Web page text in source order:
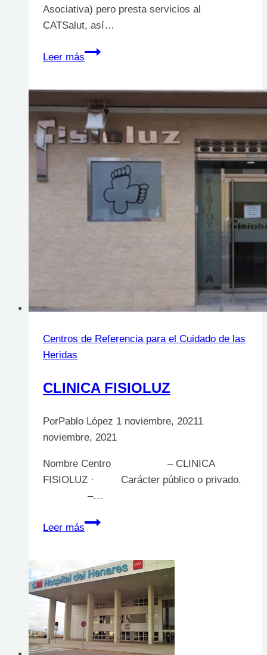
Asociativa) pero presta servicios al
CATSalut, así…
Leer más
Unidad
heridas
crónicas
en
atención
primária
(UVHAP)
EAP
Sarrià-
Centros de Referencia para el Cuidado de las
Heridas
CLINICA FISIOLUZ
PorPablo López 1 noviembre, 20211
noviembre, 2021
Nombre Centro – CLINICA
FISIOLUZ · Carácter público o privado.
–…
Leer más
CLINICA